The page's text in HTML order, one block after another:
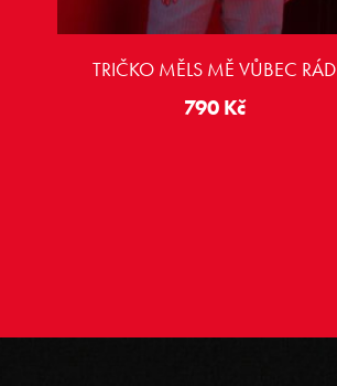
TRIČKO MĚLS MĚ VŮBEC RÁD
790 Kč